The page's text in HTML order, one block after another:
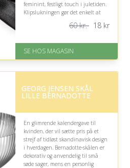
feminint, festligt touch i juletiden.
Klipslukningen gør det enkelt at
nødvendigvis passer alle frisurer.
På lager
Levering: 1-3 dage
af 5
kr.)
60 kr. 18kr
SE HOS MAGASIN
GEORG JENSEN SKÅL
LILLE BERNADOTTE
En glimrende kalendergave til
kvinden, der vil sætte pris på et
strejf af tidløst skandinavisk design
i hverdagen. Bernadotte-skålen er
dekorativ og anvendelig til små
søde sager, mens en personlig